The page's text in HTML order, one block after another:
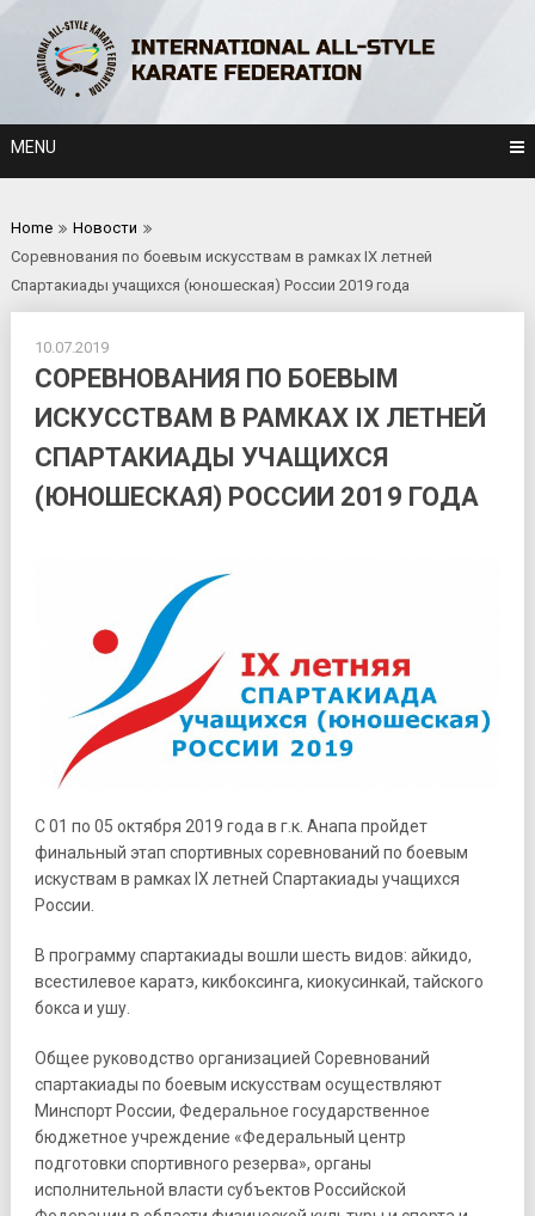
content
MENU
Home
Новости
Соревнования по боевым искусствам в рамках IX летней
Спартакиады учащихся (юношеская) России 2019 года
10.07.2019
СОРЕВНОВАНИЯ ПО БОЕВЫМ
ИСКУССТВАМ В РАМКАХ IX ЛЕТНЕЙ
СПАРТАКИАДЫ УЧАЩИХСЯ
(ЮНОШЕСКАЯ) РОССИИ 2019 ГОДА
С 01 по 05 октября 2019 года в г.к. Анапа пройдет
финальный этап спортивных соревнований по боевым
искуствам в рамках IX летней Спартакиады учащихся
России.
В программу спартакиады вошли шесть видов: айкидо,
всестилевое каратэ, кикбоксинга, киокусинкай, тайского
бокса и ушу.
Общее руководство организацией Соревнований
спартакиады по боевым искусствам осуществляют
Минспорт России, Федеральное государственное
бюджетное учреждение «Федеральный центр
подготовки спортивного резерва», органы
исполнительной власти субъектов Российской